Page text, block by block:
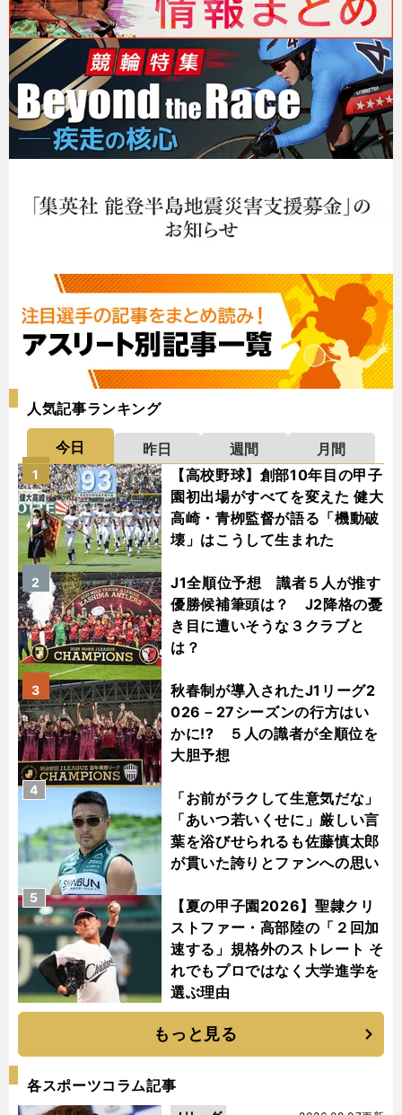
人気記事ランキング
今日 昨日 週間
月間
【高校野球】創部10年目の甲子
園初出場がすべてを変えた 健大
高崎・青栁監督が語る「機動破
壊」はこうして生まれた
1
J1全順位予想 識者５人が推す
優勝候補筆頭は？ J2降格の憂
き目に遭いそうな３クラブと
は？
2
秋春制が導入されたJ1リーグ2
026－27シーズンの行方はい
かに!? ５人の識者が全順位を
大胆予想
3
「お前がラクして生意気だな」
「あいつ若いくせに」厳しい言
葉を浴びせられるも佐藤慎太郎
が貫いた誇りとファンへの思い
4
【夏の甲子園2026】聖隷クリ
ストファー・高部陸の「２回加
速する」規格外のストレート そ
れでもプロではなく大学進学を
選ぶ理由
5
もっと見る
各スポーツコラム記事